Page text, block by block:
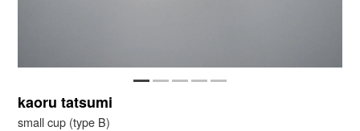
kaoru tatsumi
small cup (type B)